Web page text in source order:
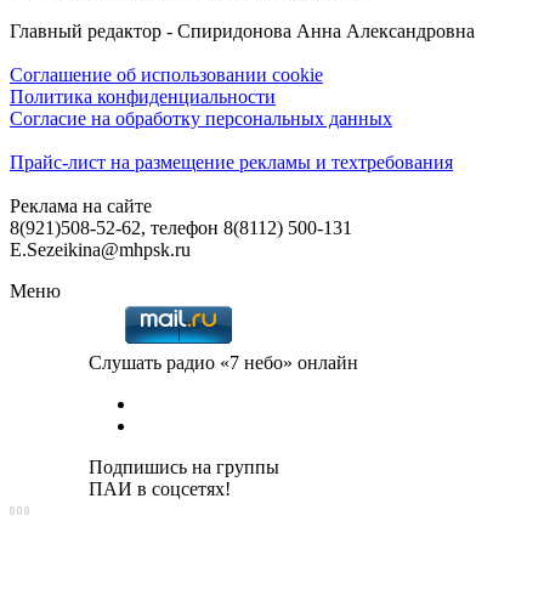
Главный редактор - Спиридонова Анна Александровна
Соглашение об использовании cookie
Политика конфиденциальности
Согласие на обработку персональных данных
Прайс-лист на размещение рекламы и техтребования
Реклама на сайте
8(921)508-52-62, телефон 8(8112) 500-131
E.Sezeikina@mhpsk.ru
Меню
Слушать радио «7 небо» онлайн
Подпишись на группы
ПАИ в соцсетях!